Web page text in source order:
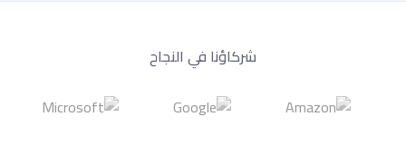
شركاؤنا في النجاح